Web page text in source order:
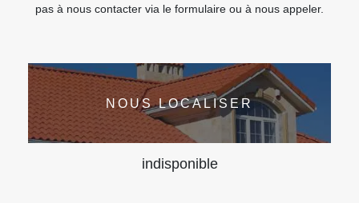
pas à nous contacter via le formulaire ou à nous appeler.
NOUS LOCALISER
indisponible